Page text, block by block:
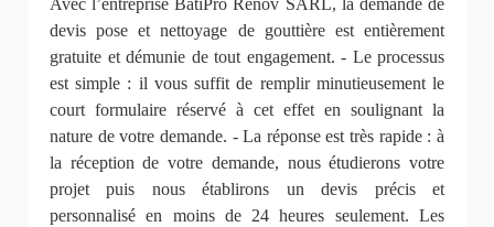
Avec l’entreprise BatiPro Rénov SARL, la demande de
devis pose et nettoyage de gouttière est entièrement
gratuite et démunie de tout engagement. - Le processus
est simple : il vous suffit de remplir minutieusement le
court formulaire réservé à cet effet en soulignant la
nature de votre demande. - La réponse est très rapide : à
la réception de votre demande, nous étudierons votre
projet puis nous établirons un devis précis et
personnalisé en moins de 24 heures seulement. Les